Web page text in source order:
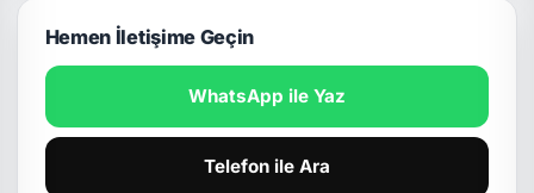
Hemen İletişime Geçin
WhatsApp ile Yaz
Telefon ile Ara